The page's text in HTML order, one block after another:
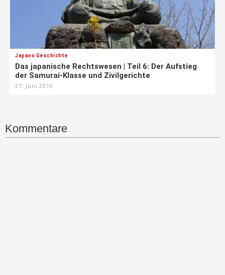
Japans Geschichte
Das japanische Rechtswesen | Teil 6: Der Aufstieg
der Samurai-Klasse und Zivilgerichte
27. Juni 2019
Kommentare